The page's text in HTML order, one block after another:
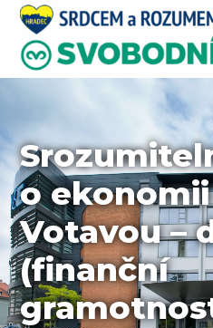
o
Votavou –
(finanční